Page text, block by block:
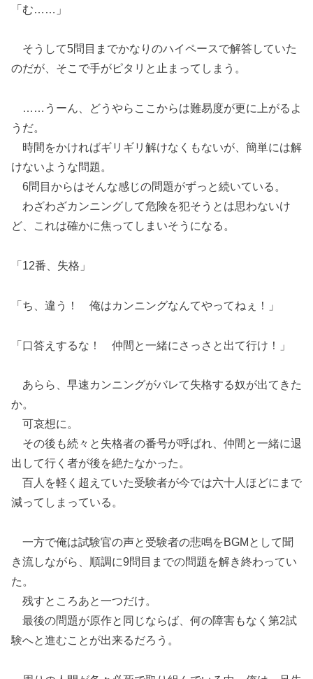
「む……」
そうして5問目までかなりのハイペースで解答していた
のだが、そこで手がピタリと止まってしまう。
……うーん、どうやらここからは難易度が更に上がるよ
うだ。
時間をかければギリギリ解けなくもないが、簡単には解
けないような問題。
6問目からはそんな感じの問題がずっと続いている。
わざわざカンニングして危険を犯そうとは思わないけ
ど、これは確かに焦ってしまいそうになる。
「12番、失格」
「ち、違う！ 俺はカンニングなんてやってねぇ！」
「口答えするな！ 仲間と一緒にさっさと出て行け！」
あらら、早速カンニングがバレて失格する奴が出てきた
か。
可哀想に。
その後も続々と失格者の番号が呼ばれ、仲間と一緒に退
出して行く者が後を絶たなかった。
百人を軽く超えていた受験者が今では六十人ほどにまで
減ってしまっている。
一方で俺は試験官の声と受験者の悲鳴をBGMとして聞
き流しながら、順調に9問目までの問題を解き終わってい
た。
残すところあと一つだけ。
最後の問題が原作と同じならば、何の障害もなく第2試
験へと進むことが出来るだろう。